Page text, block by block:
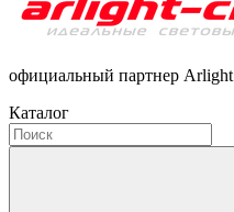
официальный партнер Arlight
Каталог